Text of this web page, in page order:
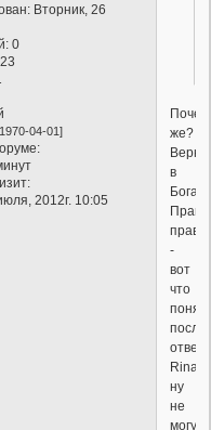
: Вторник, 26
0
23
04-01]
2012г. 10:05
же?
Верю
в
Бога.
-
вот
что
понял
после
ответа
ну
не
могу